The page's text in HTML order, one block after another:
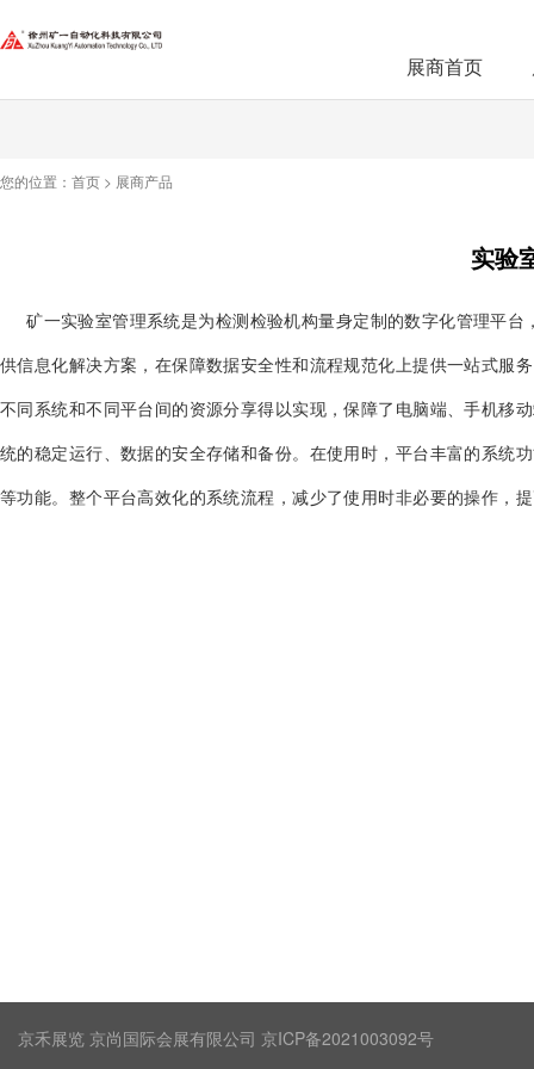
展商首页
您的位置： 首页 > 展商产品
实验
矿一实验室管理系统是为检测检验机构量身定制的数字化管理平台
供信息化解决方案 ， 在保障数据安全性和流程规范化上提供一站式服
不同系统和不同平台间的资源分享得以实现，保障了电脑端、手机移
统的稳定运行、数据的安全存储和备份。在使用时，平台丰富的系统
等功能。整个平台高效化的系统流程，减少了使用时非必要的操作，
京禾展览 京尚国际会展有限公司 京ICP备2021003092号